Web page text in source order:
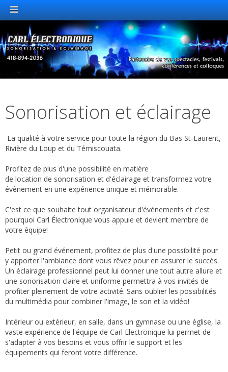
Sonorisation et éclairage
La qualité à votre service pour toute la région du Bas St-Laurent,
Rivière du Loup et du Témiscouata.
Profitez de plus d'une possibilité en matière
de location de sonorisation et d'éclairage et transformez votre
évènement en une expérience unique et mémorable.
C'est ce que souhaite tout organisateur d'événements et c'est
pourquoi Carl Électronique vous appuie et devient membre de
votre équipe!
Petit ou grand événement, profitez de plus d'une possibilité pour
y apporter l'ambiance dont vous rêvez pour en assurer le succès.
Un éclairage professionnel peut lui donner une tout autre allure et
une sonorisation claire et uniforme permettra à vos invités de
profiter pleinement de votre activité. Sans oublier les possibilités
du multimédia pour combiner l'image, le son et la vidéo!
Intérieur ou extérieur, en salle, dans un gymnase ou une église, la
vaste expérience de l'équipe de Carl Electronique lui permet de
s'adapter à vos besoins et vous offrir le support et les
équipements qui feront votre différence.